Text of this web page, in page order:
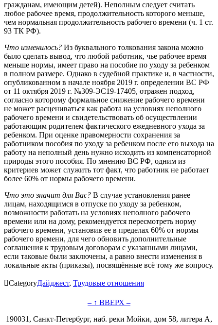
гражданам, имеющим детей). Неполным следует считать
любое рабочее время, продолжительность которого меньше,
чем нормальная продолжительность рабочего времени (ч. 1 ст.
93 ТК РФ).
Что изменилось? Из буквального толкования закона можно
было сделать вывод, что любой работник, чье рабочее время
меньше нормы, имеет право на пособие по уходу за ребенком
в полном размере. Однако в судебной практике и, в частности,
опубликованном в начале ноября 2019 г. определении ВС РФ
от 11 октября 2019 г. №309-ЭС19-17405, отражен подход,
согласно которому формальное снижение рабочего времени
не может расцениваться как работа на условиях неполного
рабочего времени и свидетельствовать об осуществлении
работающим родителем фактического ежедневного ухода за
ребенком. При оценке правомерности сохранения за
работником пособия по уходу за ребенком после его выхода на
работу на неполный день нужно исходить из компенсаторной
природы этого пособия. По мнению ВС РФ, одним из
критериев может служить тот факт, что работник не работает
более 60% от нормы рабочего времени.
Что это значит для Вас? В случае установления ранее
лицам, находящимся в отпуске по уходу за ребенком,
возможности работать на условиях неполного рабочего
времени или на дому, рекомендуется пересмотреть норму
рабочего времени, установив ее в пределах 60% от нормы
рабочего времени, для чего обновить дополнительные
соглашения к трудовым договорам с указанными лицами,
если таковые были заключены, а равно внести изменения в
локальные акты (приказы), посвящённые всё тому же вопросу.
CategoryДайджест, Трудовые отношения
– ↑ ВВЕРХ –
190031, Санкт-Петербург, наб. реки Мойки, дом 58, литера А,